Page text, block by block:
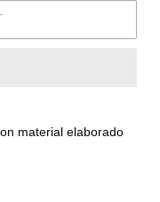
material elaborado